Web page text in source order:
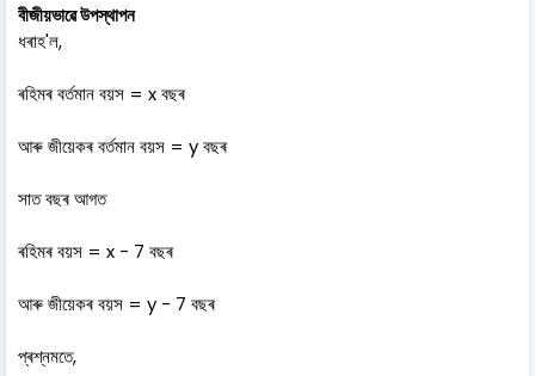
বীজীয়ভাৱে উপস্থাপন
ধৰাহ'ল,
ৰহিমৰ বৰ্তমান বয়স = x বছৰ
আৰু জীয়েকৰ বৰ্তমান বয়স = y বছৰ
সাত বছৰ আগত
ৰহিমৰ বয়স = x - 7 বছৰ
আৰু জীয়েকৰ বয়স = y - 7 বছৰ
প্ৰশ্নমতে,